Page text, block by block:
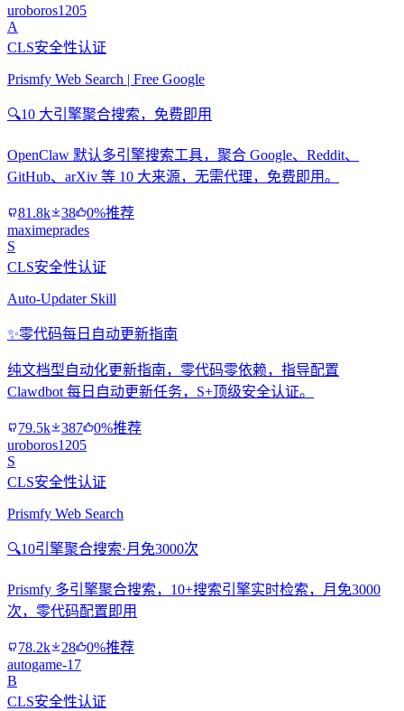
uroboros1205
A
CLS安全性认证
Prismfy Web Search | Free Google
🔍10 大引擎聚合搜索，免费即用
OpenClaw 默认多引擎搜索工具，聚合 Google、Reddit、
GitHub、arXiv 等 10 大来源，无需代理，免费即用。
81.8k 38
0%推荐
maximeprades
S
CLS安全性认证
Auto-Updater Skill
✨零代码每日自动更新指南
纯文档型自动化更新指南，零代码零依赖，指导配置
Clawdbot 每日自动更新任务，S+顶级安全认证。
79.5k 387
0%推荐
uroboros1205
S
CLS安全性认证
Prismfy Web Search
🔍10引擎聚合搜索·月免3000次
Prismfy 多引擎聚合搜索，10+搜索引擎实时检索，月免3000
次，零代码配置即用
78.2k 28
0%推荐
autogame-17
B
CLS安全性认证